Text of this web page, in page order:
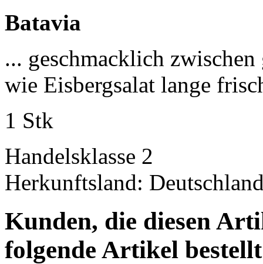
Batavia
... geschmacklich
wie Eisbergsalat lange
1 Stk
Handelsklasse 2
Herkunftsland:
Kunden, die diesen
folgende Artikel